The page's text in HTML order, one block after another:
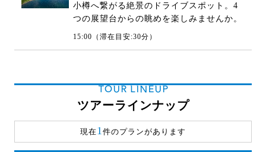
小樽へ繋がる絶景のドライブスポット。4
つの展望台からの眺めを楽しみませんか。
15:00（滞在目安:30分）
TOUR LINEUP
ツアーラインナップ
現在1 件のプランがあります